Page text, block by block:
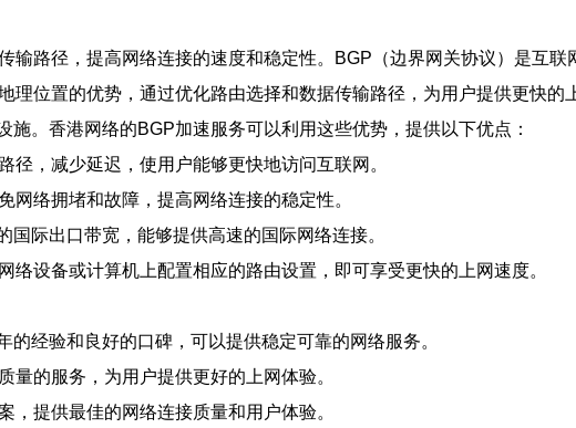
输路径，提高网络连接的速度和稳定性。BGP（边界网关协议）是互
位置的优势，通过优化路由选择和数据传输路径，为用户提供更快的
。香港网络的BGP加速服务可以利用这些优势，提供以下优点：
，减少延迟，使用户能够更快地访问互联网。
络拥堵和故障，提高网络连接的稳定性。
际出口带宽，能够提供高速的国际网络连接。
设备或计算机上配置相应的路由设置，即可享受更快的上网速度。
经验和良好的口碑，可以提供稳定可靠的网络服务。
的服务，为用户提供更好的上网体验。
提供最佳的网络连接质量和用户体验。